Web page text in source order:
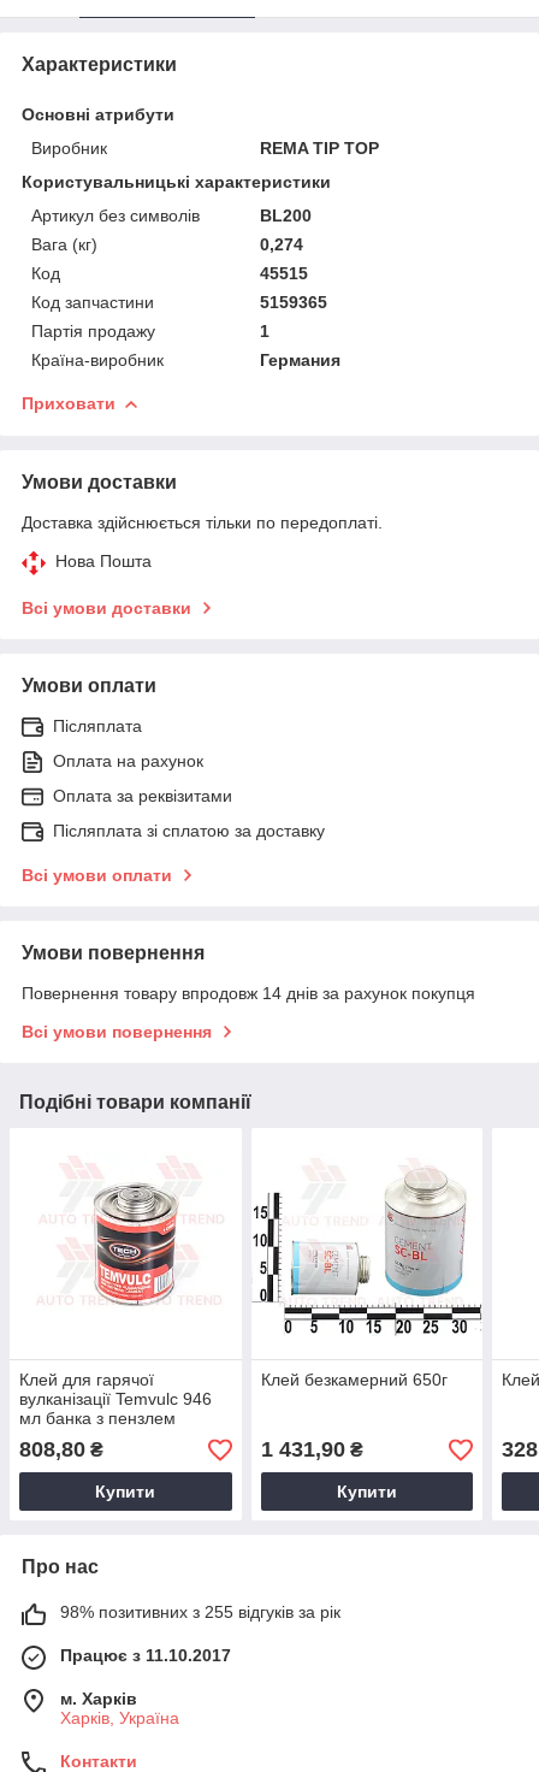
Характеристики
Основні атрибути
Виробник
REMA TIP TOP
Користувальницькі характеристики
Артикул без символів
BL200
Вага (кг)
0,274
Код
45515
Код запчастини
5159365
Партія продажу
1
Країна-виробник
Германия
Приховати
Умови доставки
Доставка здійснюється тільки по передоплаті.
Нова Пошта
Всі умови доставки
Умови оплати
Післяплата
Оплата на рахунок
Оплата за реквізитами
Післяплата зі сплатою за доставку
Всі умови оплати
Умови повернення
Повернення товару впродовж 14 днів за рахунок покупця
Всі умови повернення
Подібні товари компанії
Клей для гарячої
вулканізації Temvulc 946
мл банка з пензлем
808,80 ₴
Купити
Клей безкамерний 650г
1 431,90₴
Купити
Про нас
98% позитивних з 255 відгуків за рік
Працює з 11.10.2017
м. Харків
Харків, Україна
Контакти